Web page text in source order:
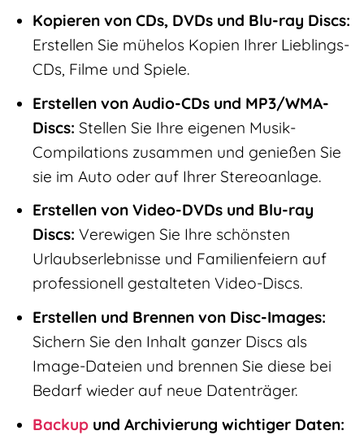
Kopieren von CDs, DVDs und Blu-ray Discs:
Erstellen Sie mühelos Kopien Ihrer Lieblings-
CDs, Filme und Spiele.
Erstellen von Audio-CDs und MP3/WMA-
Discs: Stellen Sie Ihre eigenen Musik-
Compilations zusammen und genießen Sie
sie im Auto oder auf Ihrer Stereoanlage.
Erstellen von Video-DVDs und Blu-ray
Discs: Verewigen Sie Ihre schönsten
Urlaubserlebnisse und Familienfeiern auf
professionell gestalteten Video-Discs.
Erstellen und Brennen von Disc-Images:
Sichern Sie den Inhalt ganzer Discs als
Image-Dateien und brennen Sie diese bei
Bedarf wieder auf neue Datenträger.
Backupund Archivierung wichtiger Daten: